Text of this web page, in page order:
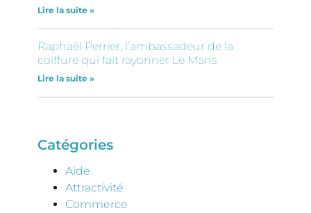
Lire la suite »
Raphaël Perrier, l’ambassadeur de la
coiffure qui fait rayonner Le Mans
Lire la suite »
Catégories
Aide
Attractivité
Commerce